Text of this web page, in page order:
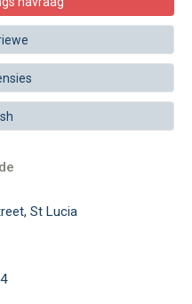
St Lucia